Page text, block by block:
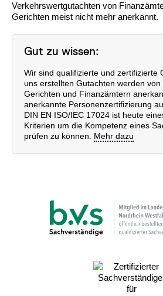
Verkehrswertgutachten von
Gerichten meist nicht mehr anerkannt.
Gut zu wissen:
Wir sind qualifizierte und zertifizierte
uns erstellten Gutachten werden von
Gerichten und Finanzämtern
anerkannte Personenzertifizierung
DIN EN ISO/IEC 17024 ist heute
Kriterien um die Kompetenz eines
prüfen zu können. Mehr dazu